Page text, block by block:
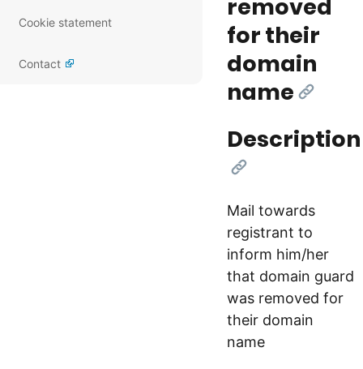
Cookie statement
Contact
removed
for their
domain
name [Link]
Description
[Link]
Mail towards
registrant to
inform him/her
that domain guard
was removed for
their domain
name